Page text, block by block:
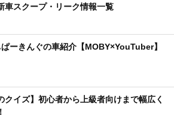
車スクープ・リーク情報一覧
ーきんぐの車紹介【MOBY×YouTuber】
クイズ】初心者から上級者向けまで幅広く